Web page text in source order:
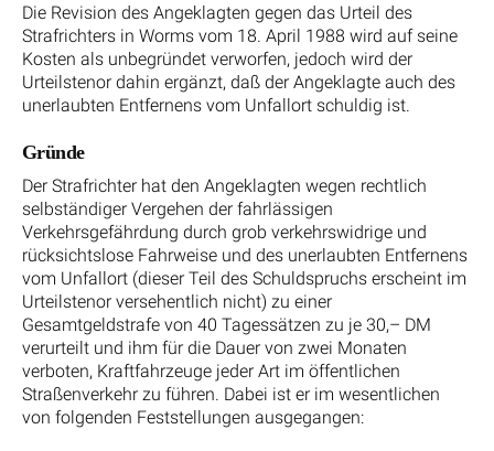
Die Revision des Angeklagten gegen das Urteil des
Strafrichters in Worms vom 18. April 1988 wird auf seine
Kosten als unbegründet verworfen, jedoch wird der
Urteilstenor dahin ergänzt, daß der Angeklagte auch des
unerlaubten Entfernens vom Unfallort schuldig ist.
Gründe
Der Strafrichter hat den Angeklagten wegen rechtlich
selbständiger Vergehen der fahrlässigen
Verkehrsgefährdung durch grob verkehrswidrige und
rücksichtslose Fahrweise und des unerlaubten Entfernens
vom Unfallort (dieser Teil des Schuldspruchs erscheint im
Urteilstenor versehentlich nicht) zu einer
Gesamtgeldstrafe von 40 Tagessätzen zu je 30,– DM
verurteilt und ihm für die Dauer von zwei Monaten
verboten, Kraftfahrzeuge jeder Art im öffentlichen
Straßenverkehr zu führen. Dabei ist er im wesentlichen
von folgenden Feststellungen ausgegangen: